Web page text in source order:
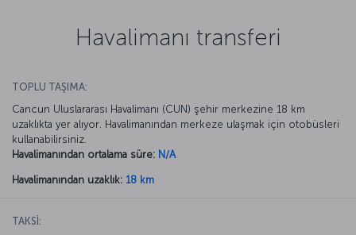
Havalimanı transferi
TOPLU TAŞIMA:
Cancun Uluslararası Havalimanı (CUN) şehir merkezine 18 km
uzaklıkta yer alıyor. Havalimanından merkeze ulaşmak için otobüsleri
kullanabilirsiniz.
Havalimanından ortalama süre: N/A
Havalimanından uzaklık: 18 km
TAKSİ: